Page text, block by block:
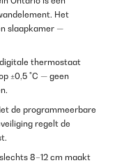
Het
slaapkamer —
thermostaat
±0,5 °C — geen
de programmeerbare
regelt de
8–12 cm maakt